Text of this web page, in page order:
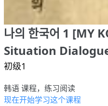
나의 한국어 1 [MY
Situation
初级1
韩语 课程，练习阅读
现在开始学习这个课程